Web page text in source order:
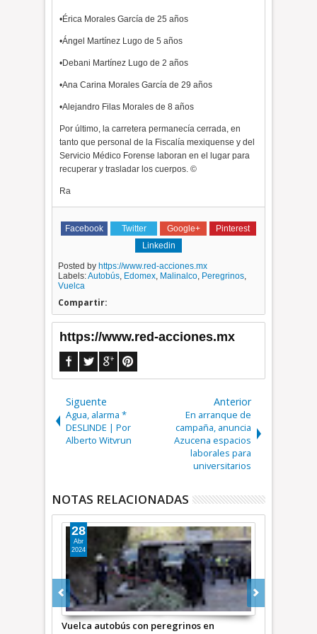
•Érica Morales García de 25 años
•Ángel Martínez Lugo de 5 años
•Debani Martínez Lugo de 2 años
•Ana Carina Morales García de 29 años
•Alejandro Filas Morales de 8 años
Por último, la carretera permanecía cerrada, en
tanto que personal de la Fiscalía mexiquense y del
Servicio Médico Forense laboran en el lugar para
recuperar y trasladar los cuerpos. ©
Ra
Facebook Twitter Google+
Pinterest
Linkedin
Posted by https://www.red-acciones.mx
Labels:Autobús, Edomex, Malinalco, Peregrinos,
Vuelca
Compartir:
https://www.red-acciones.mx
Siguente
Agua, alarma *
DESLINDE | Por
Alberto Witvrun
Anterior
En arranque de
campaña, anuncia
Azucena espacios
laborales para
universitarios
NOTAS RELACIONADAS
Trasladan a 10 al penal de Chiconautla
03
Ago
2026